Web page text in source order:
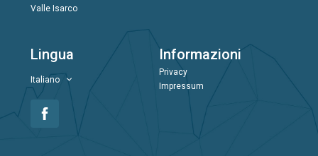
Valle Isarco
Lingua
Italiano
Informazioni
Privacy
Impressum